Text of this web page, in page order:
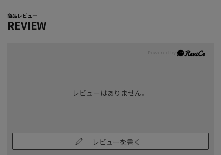
商品レビュー
REVIEW
レビューはありません。
レビューを書く